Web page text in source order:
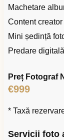
Machetare
Content
Mini ședință
Predare
Preț Fotograf
€999
* Taxă
Servicii foto